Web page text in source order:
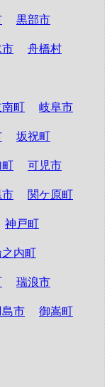
黒部市
市 舟橋村
南町 岐阜市
坂祝町
町 可児市
市 関ケ原町
神戸町
之内町
瑞浪市
島市 御嵩町